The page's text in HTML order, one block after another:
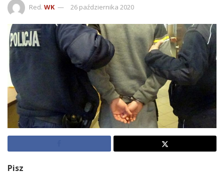
Red. WK 26 października 2020
Pisz